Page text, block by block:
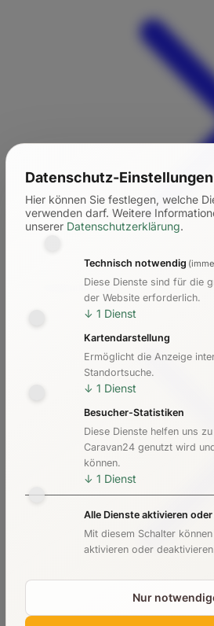
Kosten & Preise
Datenschutz-Einstellungen
Hier können Sie festlegen, welche
verwenden darf. Weitere
unserer Datenschutzerklärung.
Technisch notwendig
Diese Dienste sind für die
der Website erforderlich.
↓ 1 Dienst
Kartendarstellung
Ermöglicht die Anzeige
Standortsuche.
↓ 1 Dienst
Besucher-Statistiken
Diese Dienste helfen uns
Caravan24 genutzt wird
können.
↓ 1 Dienst
Alle Dienste aktivieren
Mit diesem Schalter
aktivieren oder deaktivieren.
Nur